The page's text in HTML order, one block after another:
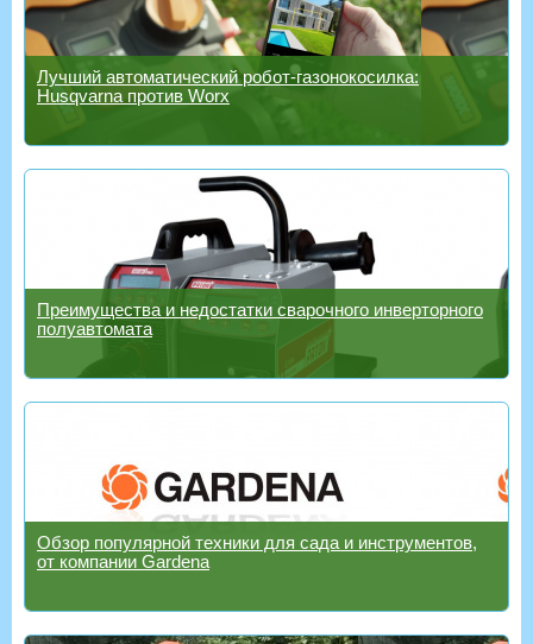
Лучший автоматический робот-газонокосилка:
Husqvarna против Worx
Преимущества и недостатки сварочного инверторного
полуавтомата
Обзор популярной техники для сада и инструментов,
от компании Gardena